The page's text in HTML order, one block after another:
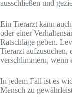
ausschließen und
Ein Tierarzt kann
oder einer
Ratschläge geben.
Tierarzt aufzusuchen,
verschlimmern, wenn
In jedem Fall ist es
Mensch zu